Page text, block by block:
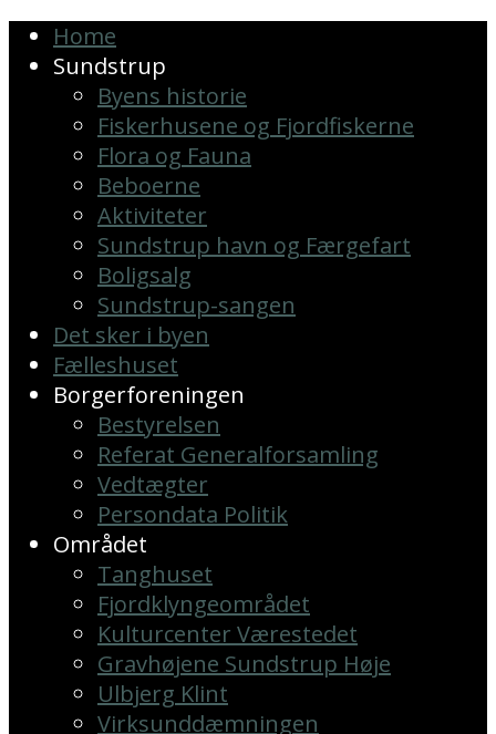
Home
Sundstrup
Byens historie
Fiskerhusene og Fjordfiskerne
Flora og Fauna
Beboerne
Aktiviteter
Sundstrup havn og Færgefart
Boligsalg
Sundstrup-sangen
Det sker i byen
Fælleshuset
Borgerforeningen
Bestyrelsen
Referat Generalforsamling
Vedtægter
Persondata Politik
Området
Tanghuset
Fjordklyngeområdet
Kulturcenter Værestedet
Gravhøjene Sundstrup Høje
Ulbjerg Klint
Virksunddæmningen